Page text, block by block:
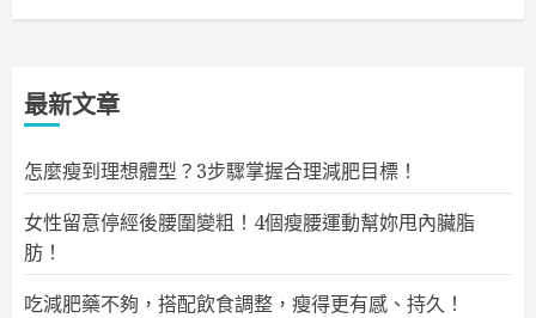
最新文章
怎麼瘦到理想體型？3步驟掌握合理減肥目標！
女性留意停經後腰圍變粗！4個瘦腰運動幫妳甩內臟脂
肪！
吃減肥藥不夠，搭配飲食調整，瘦得更有感、持久！